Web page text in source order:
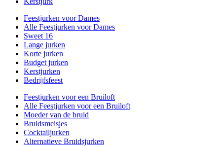
Feestjurken voor Dames
Alle Feestjurken voor Dames
Sweet 16
Lange jurken
Korte jurken
Budget jurken
Kerstjurken
Bedrijfsfeest
Feestjurken voor een Bruiloft
Alle Feestjurken voor een Bruiloft
Moeder van de bruid
Bruidsmeisjes
Cocktailjurken
Alternatieve Bruidsjurken